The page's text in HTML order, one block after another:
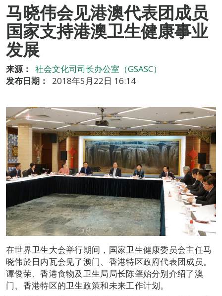
马晓伟会见港澳代表团成员
国家支持港澳卫生健康事业
发展
来源：
社会文化司司长办公室（GSASC）
发布日期：
2018年5月22日 16:14
在世界卫生大会举行期间，国家卫生健康委员会主任马
晓伟於日内瓦会见了澳门、香港特区政府代表团成员。
谭俊荣、香港食物及卫生局局长陈肇始分别介绍了澳
门、香港特区的卫生政策和未来工作计划。